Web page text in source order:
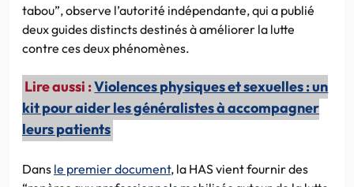
tabou”, observe l’autorité indépendante, qui a publié
deux guides distincts destinés à améliorer la lutte
contre ces deux phénomènes.
Lire aussi :Violences physiques et sexuelles : un
kit pour aider les généralistes à accompagner
leurs patients
Dans le premier document, la HAS vient fournir des